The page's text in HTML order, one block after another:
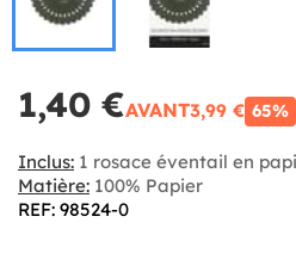
1,40 €AVANT3,99 € 65%
Inclus: 1 rosace éventail en
Matière: 100% Papier
REF: 98524-0